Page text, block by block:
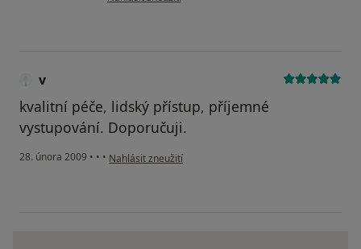
v
kvalitní péče, lidský přístup, příjemné
vystupování. Doporučuji.
28. února 2009 • • • podle názoru uživatele v
Nahlásit zneužití